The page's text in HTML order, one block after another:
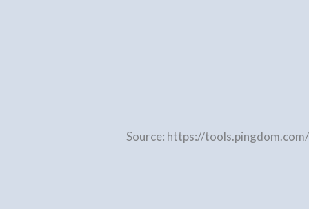
Source: https://tools.pingdom.com/